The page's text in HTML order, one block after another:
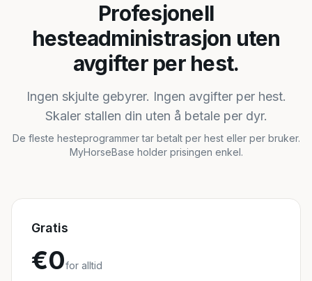
Profesjonell
hesteadministrasjon uten
avgifter per hest.
Ingen skjulte gebyrer. Ingen avgifter per hest.
Skaler stallen din uten å betale per dyr.
De fleste hesteprogrammer tar betalt per hest eller per bruker.
MyHorseBase holder prisingen enkel.
Gratis
€0for alltid